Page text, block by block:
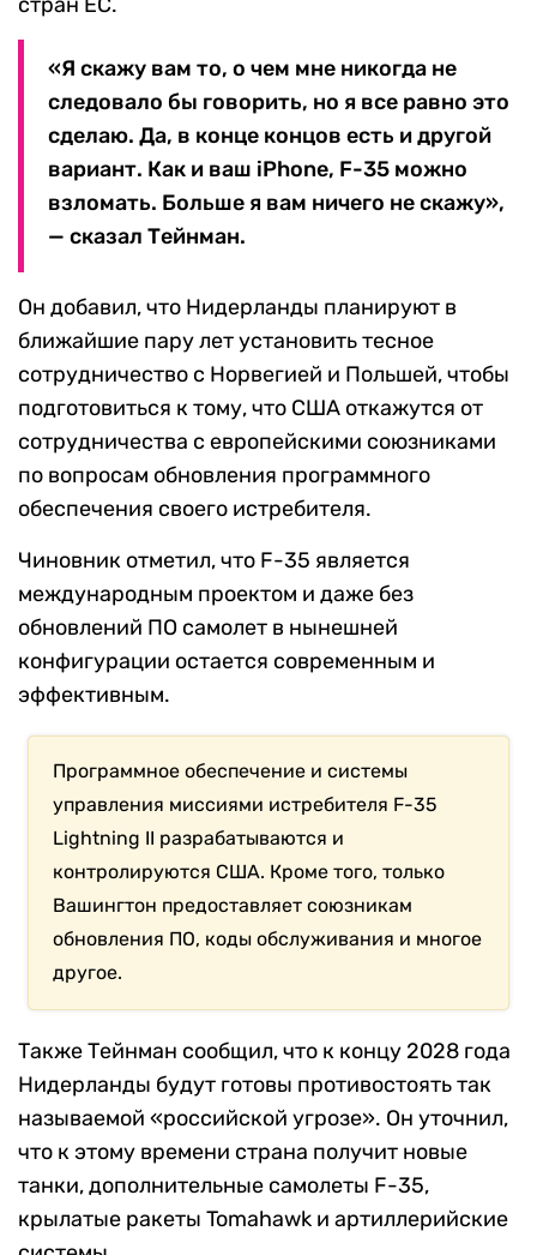
«Я скажу вам то, о чем мне никогда не
следовало бы говорить, но я все равно это
сделаю. Да, в конце концов есть и другой
вариант. Как и ваш iPhone, F-35 можно
взломать. Больше я вам ничего не скажу»,
— сказал Тейнман.
Он добавил, что Нидерланды планируют в
ближайшие пару лет установить тесное
сотрудничество с Норвегией и Польшей, чтобы
подготовиться к тому, что США откажутся от
сотрудничества с европейскими союзниками
по вопросам обновления программного
обеспечения своего истребителя.
Чиновник отметил, что F-35 является
международным проектом и даже без
обновлений ПО самолет в нынешней
конфигурации остается современным и
эффективным.
Программное обеспечение и системы
управления миссиями истребителя F-35
Lightning II разрабатываются и
контролируются США. Кроме того, только
Вашингтон предоставляет союзникам
обновления ПО, коды обслуживания и многое
другое.
Также Тейнман сообщил, что к концу 2028 года
Нидерланды будут готовы противостоять так
называемой «российской угрозе». Он уточнил,
что к этому времени страна получит новые
танки, дополнительные самолеты F-35,
крылатые ракеты Tomahawk и артиллерийские